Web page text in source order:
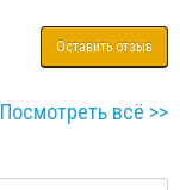
Оставить отзыв
Посмотреть всё >>